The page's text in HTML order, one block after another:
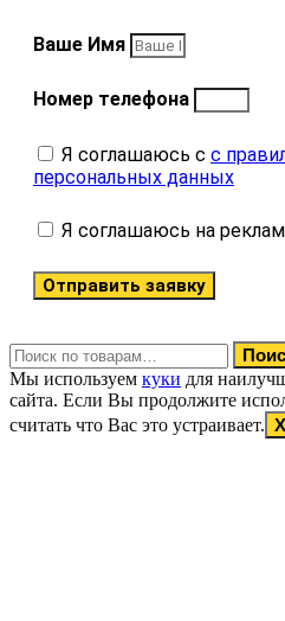
Ваше Имя
Номер телефона
Я соглашаюсь с с
персональных данных
Я соглашаюсь на
Отправить заявку
Искать:
Мы используем куки для
сайта. Если Вы продолжите
считать что Вас это устраивает.